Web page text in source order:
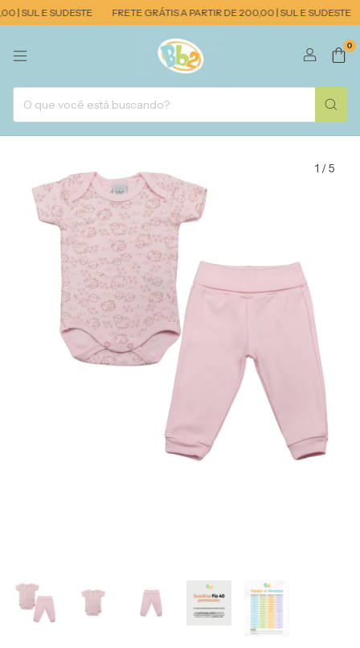
| SUL E SUDESTE FRETE GRÁTIS A PARTIR DE 200,00 | SUL E SUDESTE
0
1 /5